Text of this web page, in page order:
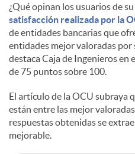
o
n
t
e
¿Qué opinan los usuarios de
satisfacción realizada por la
de entidades bancarias que
entidades mejor valoradas por
destaca Caja de Ingenieros en
de 75 puntos sobre 100.
El artículo de la OCU subraya
están entre las mejor
respuestas obtenidas se
mejorable.